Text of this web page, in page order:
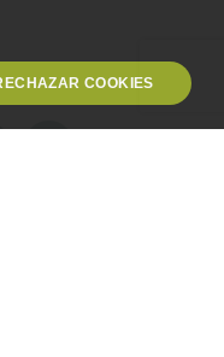
GERMAN
COOKIES